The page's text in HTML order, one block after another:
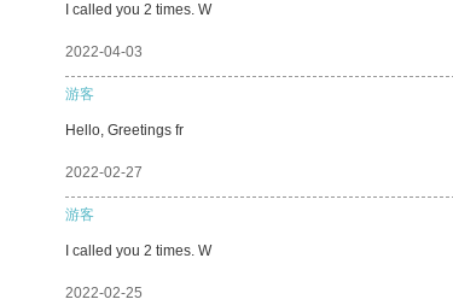
I called you 2 times. W
2022-04-03
游客
Hello, Greetings fr
2022-02-27
游客
I called you 2 times. W
2022-02-25